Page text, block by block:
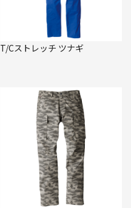
T/Cストレッチ ツナギ